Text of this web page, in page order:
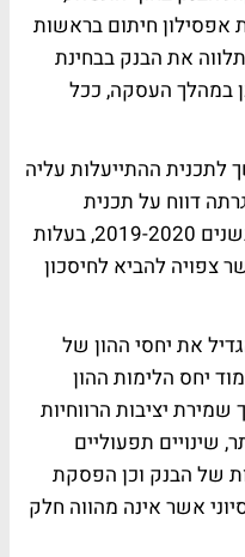
אפסילון חיתום בראשות
תלווה את הבנק בבחינת
במהלך העסקה, ככל
לתכנית ההתייעלות עליה
דווח על תכנית
פרישה מרצון, של כ-70 עובדים בשנים 2019-2020, בעלות
שקל, אשר צפויה להביא לחיסכון
את יחסי ההון של
כך שבמהלך שנת 2019 יעמוד יחס הלימות ההון
של הבנק על 10.3%, תוך שמירת יציבות הרווחיות
שינויים תפעוליים
של הבנק וכן הפסקת
אשר אינה מהווה חלק